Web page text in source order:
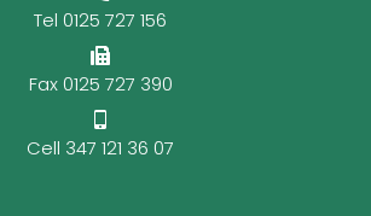
Tel 0125 727 156
Fax 0125 727 390
Cell 347 121 36 07